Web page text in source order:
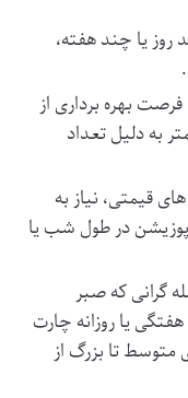
روز یا چند هفته،
بهره برداری از
به دلیل تعداد
قیمتی، نیاز به
در طول شب یا
گرانی که صبر
یا روزانه چارت
متوسط تا بزرگ از